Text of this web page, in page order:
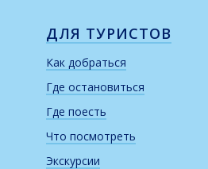
ДЛЯ ТУРИСТОВ
Как добраться
Где остановиться
Где поесть
Что посмотреть
Экскурсии